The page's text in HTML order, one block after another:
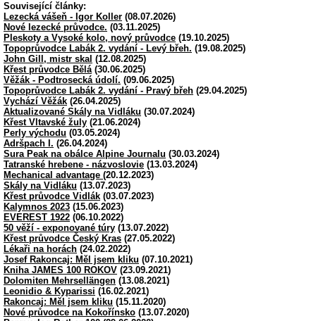
Související články:
Lezecká vášeň - Igor Koller (08.07.2026)
Nové lezecké průvodce. (03.11.2025)
Pleskoty a Vysoké kolo, nový průvodce (19.10.2025)
Topoprůvodce Labák 2. vydání - Levý břeh. (19.08.2025)
John Gill, mistr skal (12.08.2025)
Křest průvodce Bělá(30.06.2025)
Věžák - Podtrosecká údolí. (09.06.2025)
Topoprůvodce Labák 2. vydání - Pravý břeh (29.04.2025)
Vychází Věžák (26.04.2025)
Aktualizované Skály na Vidláku (30.07.2024)
Křest Vltavské žuly (21.06.2024)
Perly východu (03.05.2024)
Adršpach I. (26.04.2024)
Sura Peak na obálce Alpine Journalu (30.03.2024)
Tatranské hrebene - názvoslovie (13.03.2024)
Mechanical advantage (20.12.2023)
Skály na Vidláku (13.07.2023)
Křest průvodce Vidlák (03.07.2023)
Kalymnos 2023 (15.06.2023)
EVEREST 1922 (06.10.2022)
50 věží - exponované túry (13.07.2022)
Křest průvodce Český Kras (27.05.2022)
Lékaři na horách (24.02.2022)
Josef Rakoncaj: Měl jsem kliku (07.10.2021)
Kniha JAMES 100 ROKOV (23.09.2021)
Dolomiten Mehrsellängen (13.08.2021)
Leonidio & Kyparissi (16.02.2021)
Rakoncaj: Měl jsem kliku (15.11.2020)
Nové průvodce na Kokořínsko (13.07.2020)